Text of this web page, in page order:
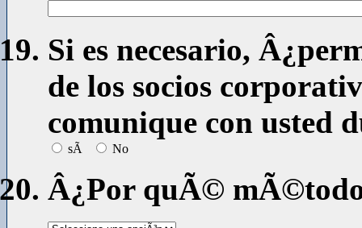
Si es necesario,
de los socios
comunique con usted
sÃ­ No
Â¿Por quÃ©